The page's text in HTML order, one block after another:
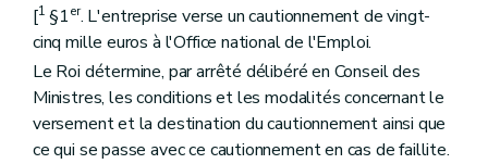
[1 §1er. L'entreprise verse un cautionnement de vingt-
cinq mille euros à l'Office national de l'Emploi.
Le Roi détermine, par arrêté délibéré en Conseil des
Ministres, les conditions et les modalités concernant le
versement et la destination du cautionnement ainsi que
ce qui se passe avec ce cautionnement en cas de faillite.